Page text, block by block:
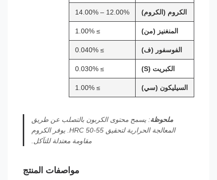
الكروم (الكروم) 12.00% – 14.00%
المنغنيز (من) ≥ 1.00%
الفوسفور (ف) ≥ 0.040%
الكبريت (S) ≥ 0.030%
السيليكون (سي) ≥ 1.00%
ملحوظة: يسمح محتوى الكربون بالتصلب عن طريق
المعالجة الحرارية لتحقيق HRC 50-55. يوفر الكروم
مقاومة معتدلة للتآكل.
مواصفات المنتج